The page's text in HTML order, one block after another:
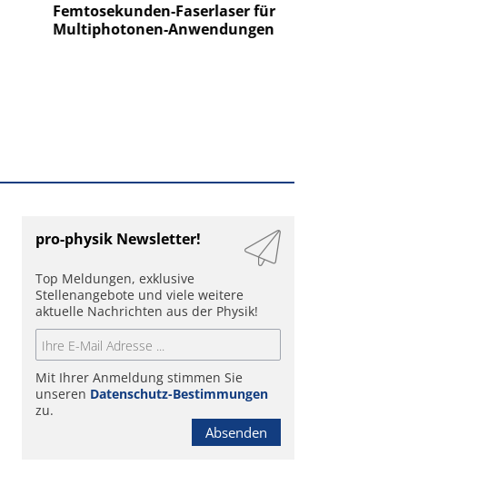
Femtosekunden-Faserlaser für
Multiphotonen-Anwendungen
pro-physik Newsletter!
Top Meldungen, exklusive
Stellenangebote und viele weitere
aktuelle Nachrichten aus der Physik!
Mit Ihrer Anmeldung stimmen Sie
unseren Datenschutz-Bestimmungen
zu.
Absenden